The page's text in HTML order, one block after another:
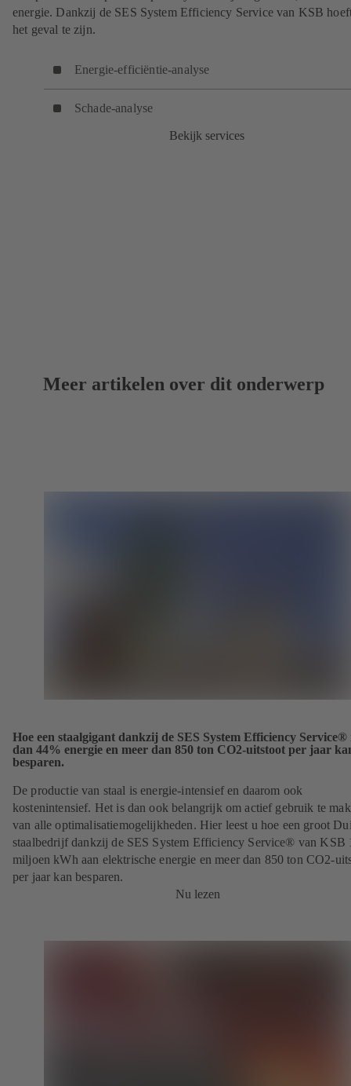
energie. Dankzij de SES System Efficiency Service van KSB
het geval te zijn.
Energie-efficiëntie-analyse
Schade-analyse
Bekijk services
Meer artikelen over dit onderwerp
Hoe een staalgigant dankzij de SES System Efficiency Service®
dan 44% energie en meer dan 850 ton CO2-uitstoot per jaar
besparen.
De productie van staal is energie-intensief en daarom ook
kostenintensief. Het is dan ook belangrijk om actief gebruik te
van alle optimalisatiemogelijkheden. Hier leest u hoe een groot
staalbedrijf dankzij de SES System Efficiency Service® van KSB
miljoen kWh aan elektrische energie en meer dan 850 ton CO2-
per jaar kan besparen.
Nu lezen